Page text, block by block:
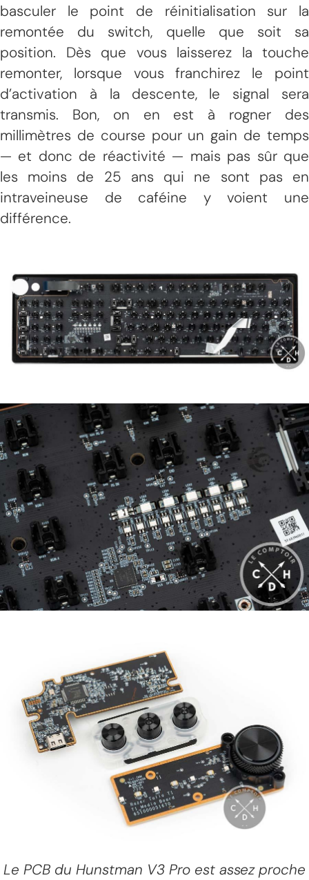
basculer le point de réinitialisation sur la
remontée du switch, quelle que soit sa
position. Dès que vous laisserez la touche
remonter, lorsque vous franchirez le point
d’activation à la descente, le signal sera
transmis. Bon, on en est à rogner des
millimètres de course pour un gain de temps
— et donc de réactivité — mais pas sûr que
les moins de 25 ans qui ne sont pas en
intraveineuse de caféine y voient une
différence.
Le PCB du Hunstman V3 Pro est assez proche